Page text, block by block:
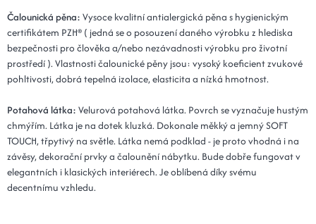
Čalounická pěna: Vysoce kvalitní antialergická pěna s hygienickým
certifikátem PZH® ( jedná se o posouzení daného výrobku z hlediska
bezpečnosti pro člověka a/nebo nezávadnosti výrobku pro životní
prostředí ). Vlastnosti čalounické pěny jsou: vysoký koeficient zvukové
pohltivosti, dobrá tepelná izolace, elasticita a nízká hmotnost.
Potahová látka: Velurová potahová látka. Povrch se vyznačuje hustým
chmýřím. Látka je na dotek kluzká. Dokonale měkký a jemný SOFT
TOUCH, třpytivý na světle. Látka nemá podklad - je proto vhodná i na
závěsy, dekorační prvky a čalounění nábytku. Bude dobře fungovat v
elegantních i klasických interiérech. Je oblíbená díky svému
decentnímu vzhledu.